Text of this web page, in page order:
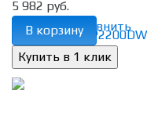
избранное сравнить
5 982 руб.
В корзину